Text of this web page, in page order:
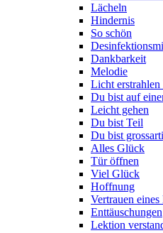
Lächeln
Hindernis
So schön
Dankbarkeit
Melodie
Licht erstrahlen
Du bist auf
Leicht gehen
Du bist Teil
Du bist
Alles Glück
Tür öffnen
Viel Glück
Hoffnung
Vertrauen
Enttäuschungen
Lektion